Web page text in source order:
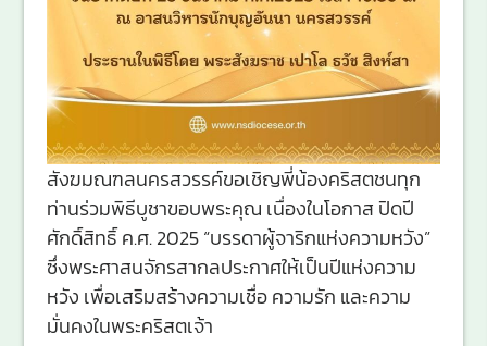
สังฆมณฑลนครสวรรค์ขอเชิญพี่น้องคริสตชนทุก
ท่านร่วมพิธีบูชาขอบพระคุณ เนื่องในโอกาส ปิดปี
ศักดิ์สิทธิ์ ค.ศ. 2025 “บรรดาผู้จาริกแห่งความหวัง”
ซึ่งพระศาสนจักรสากลประกาศให้เป็นปีแห่งความ
หวัง เพื่อเสริมสร้างความเชื่อ ความรัก และความ
มั่นคงในพระคริสตเจ้า